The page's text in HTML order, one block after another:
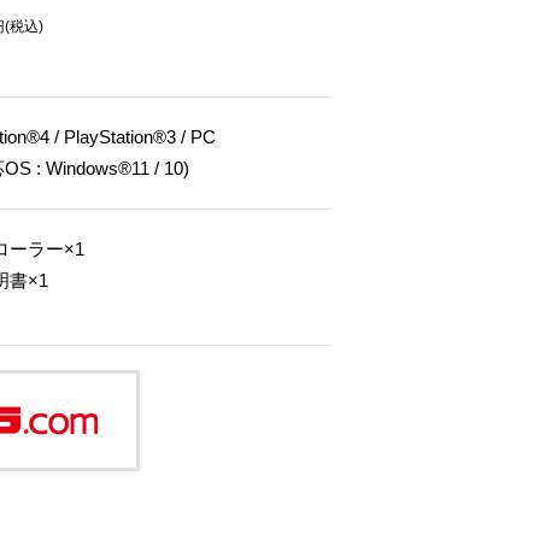
(税込)
/ PlayStation®3 / PC
OS : Windows®11 / 10)
ーラー×1
書×1